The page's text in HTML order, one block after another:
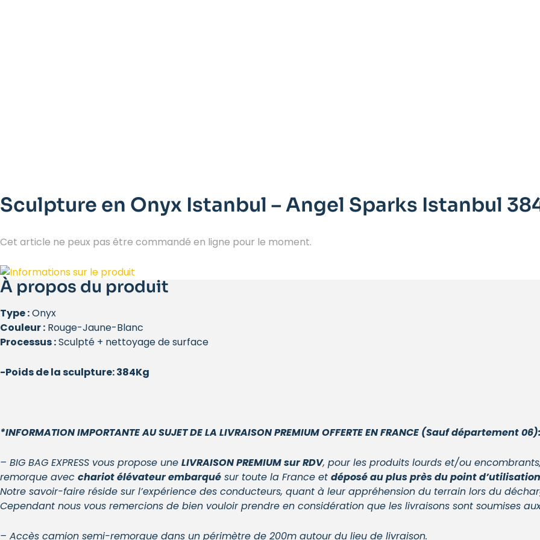
Sculpture en Onyx Istanbul – Angel Sparks Istanbul
Cet article ne peux pas être commandé en ligne pour le moment.
À propos du produit
Type :Onyx
Couleur : Rouge-Jaune-Blanc
Processus :Sculpté + nettoyage de surface
-Poids de la sculpture: 384Kg
*INFORMATION IMPORTANTE AU SUJET DE LA LIVRAISON PREMIUM OFFERTE EN FRANCE (Sauf département
– BIG BAG EXPRESS vous propose une LIVRAISON PREMIUM sur RDV, pour les produits lourds et/ou
remorque avec chariot élévateur embarqué sur toute la France et déposé au plus près du point
Notre savoir-faire réside sur l’expérience des conducteurs, quant à leur appréhension du terrain lors du
Cependant nous vous remercions de bien vouloir prendre en considération que les livraisons sont soumises
– Accès camion semi-remorque dans un périmètre de 200m autour du lieu de livraison.